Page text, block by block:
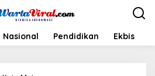
Nasional Pendidikan Ekbis